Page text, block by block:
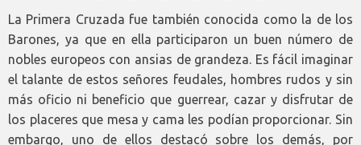
La Primera Cruzada fue también conocida como la de los
Barones, ya que en ella participaron un buen número de
nobles europeos con ansias de grandeza. Es fácil imaginar
el talante de estos señores feudales, hombres rudos y sin
más oficio ni beneficio que guerrear, cazar y disfrutar de
los placeres que mesa y cama les podían proporcionar. Sin
embargo, uno de ellos destacó sobre los demás, por